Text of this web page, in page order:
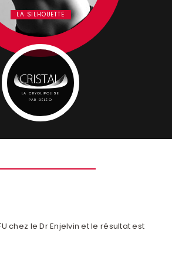
LA SILHOUETTE
LA CRYOLIPOLISE
PAR DÉLÉO
chez le Dr Enjelvin et le résultat est